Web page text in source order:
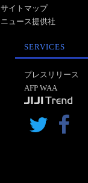
サイトマップ
ニュース提供社
SERVICES
プレスリリース
AFP WAA